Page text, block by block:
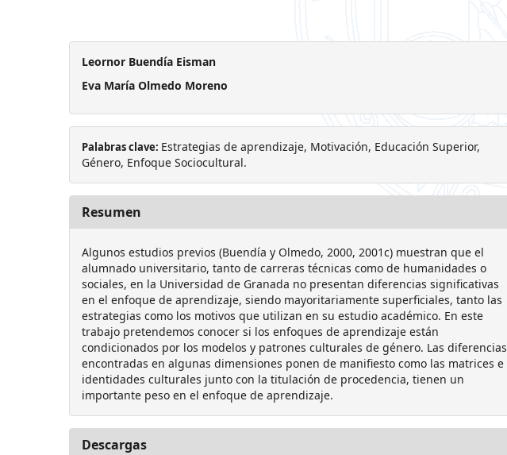
Leornor Buendía Eisman
Eva María Olmedo Moreno
Palabras clave: Estrategias de aprendizaje, Motivación, Educación Superior,
Género, Enfoque Sociocultural.
Resumen
Algunos estudios previos (Buendía y Olmedo, 2000, 2001c) muestran que el
alumnado universitario, tanto de carreras técnicas como de humanidades o
sociales, en la Universidad de Granada no presentan diferencias significativas
en el enfoque de aprendizaje, siendo mayoritariamente superficiales, tanto las
estrategias como los motivos que utilizan en su estudio académico. En este
trabajo pretendemos conocer si los enfoques de aprendizaje están
condicionados por los modelos y patrones culturales de género. Las diferencias
encontradas en algunas dimensiones ponen de manifiesto como las matrices e
identidades culturales junto con la titulación de procedencia, tienen un
importante peso en el enfoque de aprendizaje.
Descargas